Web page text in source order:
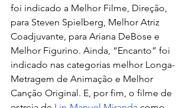
foi indicado a Melhor Filme, Direção,
para Steven Spielberg, Melhor Atriz
Coadjuvante, para Ariana DeBose e
Melhor Figurino. Ainda, “Encanto” foi
indicado nas categorias melhor Longa-
Metragem de Animação e Melhor
Canção Original. E, por fim, o filme de